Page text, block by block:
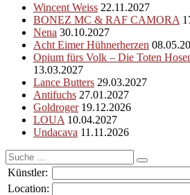
Wincent Weiss 22.11.2027
BONEZ MC & RAF CAMORA
Nena 30.10.2027
Acht Eimer Hühnerherzen
Opium fürs Volk – Die Toten
13.03.2027
Lance Butters 29.03.2027
Antifuchs 27.01.2027
Goldroger 19.12.2026
LOUA 10.04.2027
Undacava 11.11.2026
Suche
nach:
Künstler:
Location: